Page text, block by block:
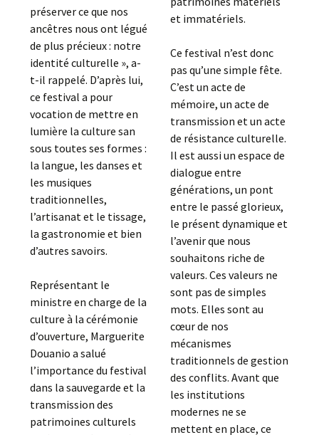
préserver ce que nos
ancêtres nous ont légué
de plus précieux : notre
identité culturelle », a-
t-il rappelé. D’après lui,
ce festival a pour
vocation de mettre en
lumière la culture san
sous toutes ses formes :
la langue, les danses et
les musiques
traditionnelles,
l’artisanat et le tissage,
la gastronomie et bien
d’autres savoirs.
Représentant le
ministre en charge de la
culture à la cérémonie
d’ouverture, Marguerite
Douanio a salué
l’importance du festival
dans la sauvegarde et la
transmission des
patrimoines culturels
et immatériels.
Ce festival n’est donc
pas qu’une simple fête.
C’est un acte de
mémoire, un acte de
transmission et un acte
de résistance culturelle.
Il est aussi un espace de
dialogue entre
générations, un pont
entre le passé glorieux,
le présent dynamique et
l’avenir que nous
souhaitons riche de
valeurs. Ces valeurs ne
sont pas de simples
mots. Elles sont au
cœur de nos
mécanismes
traditionnels de gestion
des conflits. Avant que
les institutions
modernes ne se
mettent en place, ce